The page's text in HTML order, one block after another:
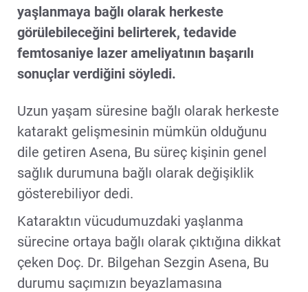
yaşlanmaya bağlı olarak herkeste
görülebileceğini belirterek, tedavide
femtosaniye lazer ameliyatının başarılı
sonuçlar verdiğini söyledi.
Uzun yaşam süresine bağlı olarak herkeste
katarakt gelişmesinin mümkün olduğunu
dile getiren Asena, Bu süreç kişinin genel
sağlık durumuna bağlı olarak değişiklik
gösterebiliyor dedi.
Kataraktın vücudumuzdaki yaşlanma
sürecine ortaya bağlı olarak çıktığına dikkat
çeken Doç. Dr. Bilgehan Sezgin Asena, Bu
durumu saçımızın beyazlamasına